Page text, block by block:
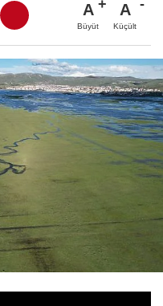
A
Büyüt
A
Küçült